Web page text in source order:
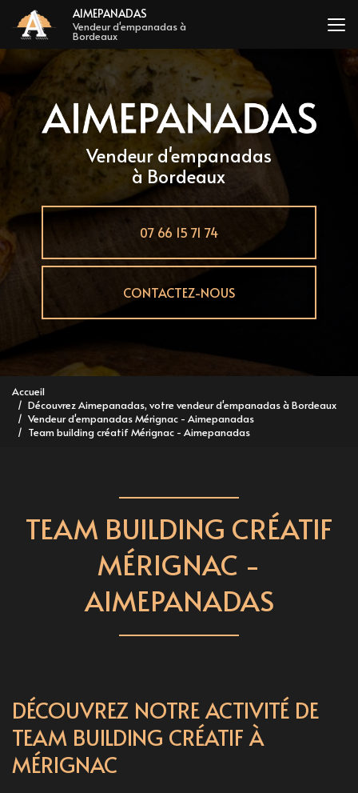
au
contenu
principal
AIMEPANADAS
Vendeur d'empanadas à
Bordeaux
Vendeur d'empanadas
à Bordeaux
07 66 15 71 74
CONTACTEZ-NOUS
Accueil
Découvrez Aimepanadas, votre vendeur d'empanadas à Bordeaux
Vendeur d'empanadas Mérignac - Aimepanadas
Team building créatif Mérignac - Aimepanadas
TEAM BUILDING CRÉATIF
MÉRIGNAC -
AIMEPANADAS
DÉCOUVREZ NOTRE ACTIVITÉ DE
TEAM BUILDING CRÉATIF À
MÉRIGNAC